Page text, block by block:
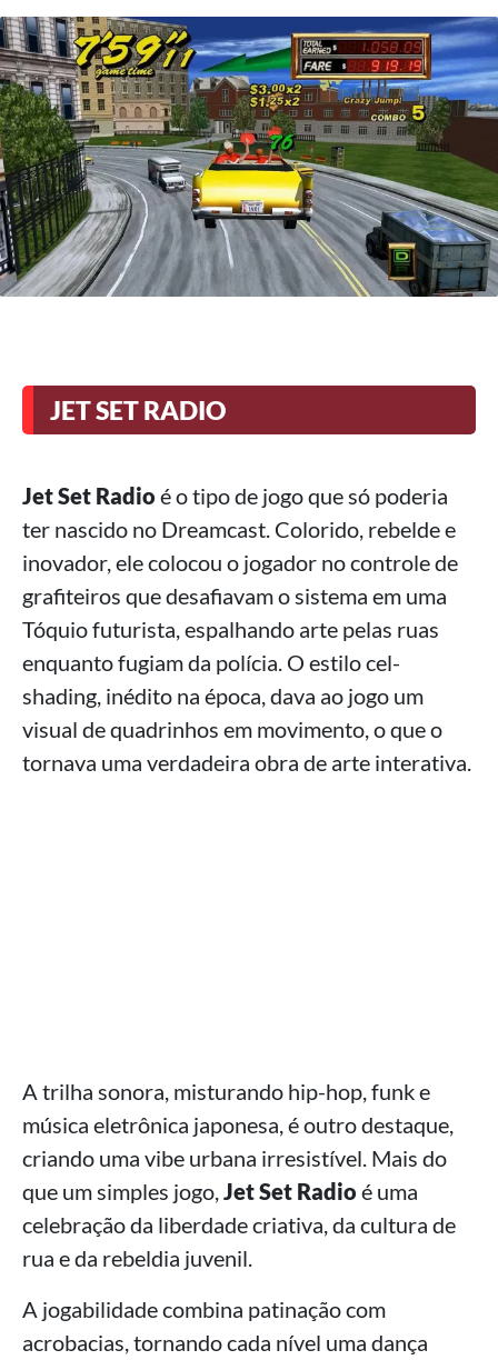
JET SET RADIO
Jet Set Radio é o tipo de jogo que só poderia
ter nascido no Dreamcast. Colorido, rebelde e
inovador, ele colocou o jogador no controle de
grafiteiros que desafiavam o sistema em uma
Tóquio futurista, espalhando arte pelas ruas
enquanto fugiam da polícia. O estilo cel-
shading, inédito na época, dava ao jogo um
visual de quadrinhos em movimento, o que o
tornava uma verdadeira obra de arte interativa.
A trilha sonora, misturando hip-hop, funk e
música eletrônica japonesa, é outro destaque,
criando uma vibe urbana irresistível. Mais do
que um simples jogo, Jet Set Radio é uma
celebração da liberdade criativa, da cultura de
rua e da rebeldia juvenil.
A jogabilidade combina patinação com
acrobacias, tornando cada nível uma dança